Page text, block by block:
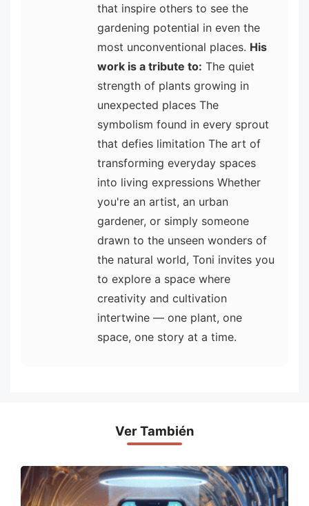
that inspire others to see the
gardening potential in even the
most unconventional places. His
work is a tribute to: The quiet
strength of plants growing in
unexpected places The
symbolism found in every sprout
that defies limitation The art of
transforming everyday spaces
into living expressions Whether
you're an artist, an urban
gardener, or simply someone
drawn to the unseen wonders of
the natural world, Toni invites you
to explore a space where
creativity and cultivation
intertwine — one plant, one
space, one story at a time.
Ver También